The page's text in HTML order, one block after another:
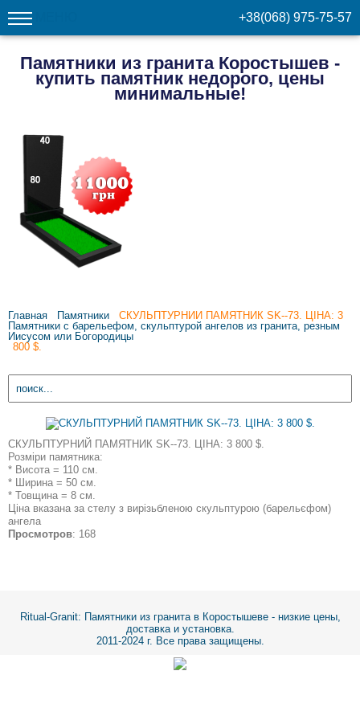
Памятники из гранита Коростышев -
купить памятник недорого, цены
минимальные!
Главная
Памятники
Памятники с барельефом, скульптурой ангелов из гранита, резным
Иисусом или Богородицы
СКУЛЬПТУРНИЙ ПАМЯТНИК SK--73. ЦІНА: 3
800 $.
СКУЛЬПТУРНИЙ ПАМЯТНИК SK--73. ЦІНА: 3 800 $.
Розміри памятника:
* Висота = 110 см.
* Ширина = 50 см.
* Товщина = 8 см.
Ціна вказана за стелу з вирізьбленою скульптурою (барельєфом)
ангела
Просмотров: 168
Ritual-Granit: Памятники из гранита в Коростышеве - низкие цены,
доставка и установка.
2011-2024 г. Все права защищены.
+38(068) 975-75-57